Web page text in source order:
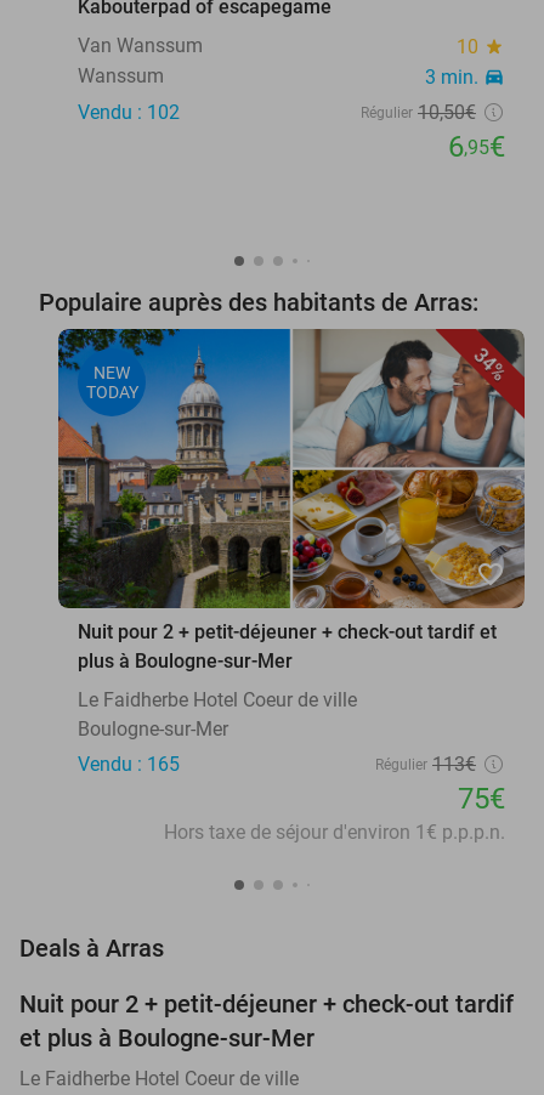
Kabouterpad of escapegame
Van Wanssum
10 star
Wanssum 3 min. directions_car
Vendu : 102 Régulier 10,50€
6,95€
Populaire auprès des habitants de Arras:
34%
NEW
TODAY
favorite_border
Nuit pour 2 + petit-déjeuner + check-out tardif et
plus à Boulogne-sur-Mer
Le Faidherbe Hotel Coeur de ville
Boulogne-sur-Mer
Vendu : 165
Régulier 113€
75€
Hors taxe de séjour d'environ 1€ p.p.p.n.
Deals à Arras
34%
NEW
TODAY
Nuit pour 2 + petit-déjeuner + check-out tardif
et plus à Boulogne-sur-Mer
Le Faidherbe Hotel Coeur de ville